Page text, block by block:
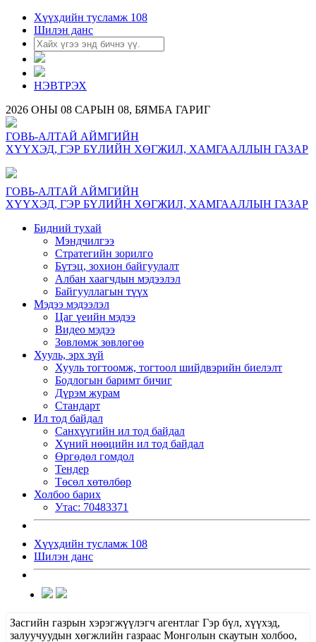
Хүүхдийн тусламж 108
Шилэн данс
НЭВТРЭХ
2026 ОНЫ 08 САРЫН 08, БЯМБА ГАРИГ
ГОВЬ-АЛТАЙ АЙМГИЙН
ХҮҮХЭД, ГЭР БҮЛИЙН ХӨГЖИЛ, ХАМГААЛЛЫН ГАЗАР
ГОВЬ-АЛТАЙ АЙМГИЙН
ХҮҮХЭД, ГЭР БҮЛИЙН ХӨГЖИЛ, ХАМГААЛЛЫН ГАЗАР
Бидний тухай
Мэндчилгээ
Стратегийн зорилго
Бүтэц, зохион байгуулалт
Албан хаагчдын мэдээлэл
Байгууллагын түүх
Мэдээ мэдээлэл
Цаг үеийн мэдээ
Видео мэдээ
Зөвлөмж зөвлөгөө
Хууль, эрх зүй
Хууль тогтоомж, тогтоол шийдвэрийн биелэлт
Бодлогын баримт бичиг
Дүрэм журам
Стандарт
Ил тод байдал
Санхүүгийн ил тод байдал
Хүний нөөцийн ил тод байдал
Өргөдөл гомдол
Тендер
Төсөл хөтөлбөр
Холбоо барих
Утас: 70483371
Хүүхдийн тусламж 108
Шилэн данс
Засгийн газрын хэрэгжүүлэгч агентлаг Гэр бүл, хүүхэд,
залуучуудын хөгжлийн газраас Монголын скаутын холбоо,